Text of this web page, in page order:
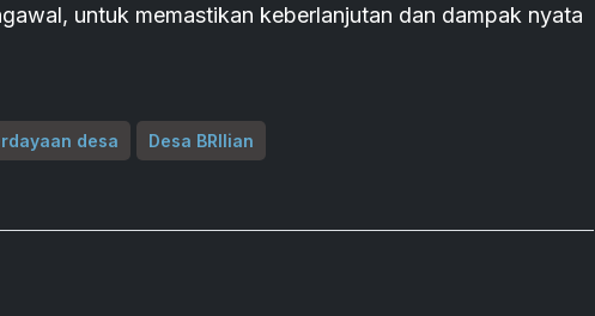
untuk memastikan keberlanjutan dan dampak nyata
desa Desa BRIlian